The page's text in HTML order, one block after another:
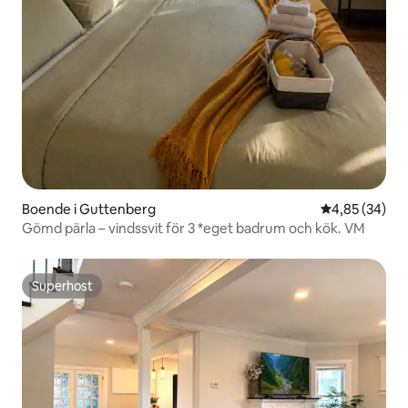
Boende i Guttenberg 4,85 av 5 i
4,85 (34)
Gömd pärla – vindssvit för 3 *eget badrum och kök. VM
Superhost
Superhost